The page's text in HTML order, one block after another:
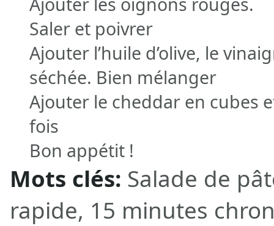
Saler et poivrer
Ajouter l’huile d’olive, le
séchée. Bien mélanger
Ajouter le cheddar en cubes
fois
Bon appétit !
Mots clés: Salade de
rapide, 15 minutes